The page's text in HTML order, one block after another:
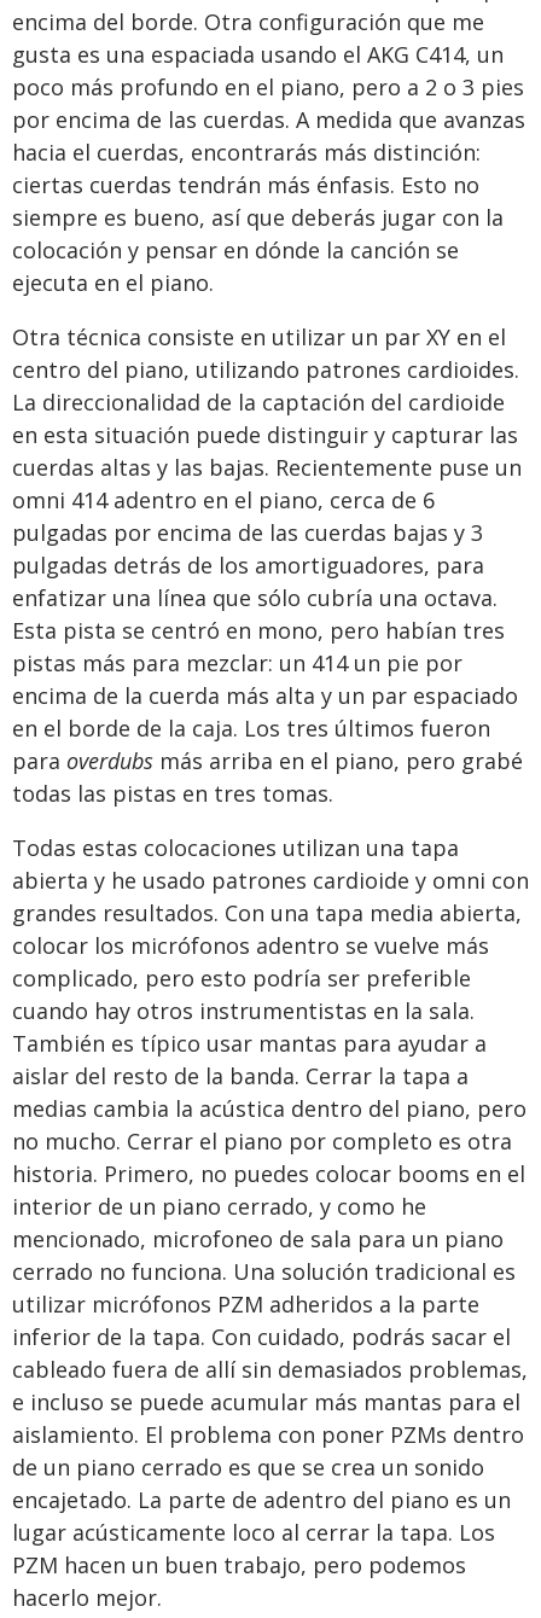
encima del borde. Otra configuración que me
gusta es una espaciada usando el AKG C414, un
poco más profundo en el piano, pero a 2 o 3 pies
por encima de las cuerdas. A medida que avanzas
hacia el cuerdas, encontrarás más distinción:
ciertas cuerdas tendrán más énfasis. Esto no
siempre es bueno, así que deberás jugar con la
colocación y pensar en dónde la canción se
ejecuta en el piano.
Otra técnica consiste en utilizar un par XY en el
centro del piano, utilizando patrones cardioides.
La direccionalidad de la captación del cardioide
en esta situación puede distinguir y capturar las
cuerdas altas y las bajas. Recientemente puse un
omni 414 adentro en el piano, cerca de 6
pulgadas por encima de las cuerdas bajas y 3
pulgadas detrás de los amortiguadores, para
enfatizar una línea que sólo cubría una octava.
Esta pista se centró en mono, pero habían tres
pistas más para mezclar: un 414 un pie por
encima de la cuerda más alta y un par espaciado
en el borde de la caja. Los tres últimos fueron
para overdubs más arriba en el piano, pero grabé
todas las pistas en tres tomas.
Todas estas colocaciones utilizan una tapa
abierta y he usado patrones cardioide y omni con
grandes resultados. Con una tapa media abierta,
colocar los micrófonos adentro se vuelve más
complicado, pero esto podría ser preferible
cuando hay otros instrumentistas en la sala.
También es típico usar mantas para ayudar a
aislar del resto de la banda. Cerrar la tapa a
medias cambia la acústica dentro del piano, pero
no mucho. Cerrar el piano por completo es otra
historia. Primero, no puedes colocar booms en el
interior de un piano cerrado, y como he
mencionado, microfoneo de sala para un piano
cerrado no funciona. Una solución tradicional es
utilizar micrófonos PZM adheridos a la parte
inferior de la tapa. Con cuidado, podrás sacar el
cableado fuera de allí sin demasiados problemas,
e incluso se puede acumular más mantas para el
aislamiento. El problema con poner PZMs dentro
de un piano cerrado es que se crea un sonido
encajetado. La parte de adentro del piano es un
lugar acústicamente loco al cerrar la tapa. Los
PZM hacen un buen trabajo, pero podemos
hacerlo mejor.